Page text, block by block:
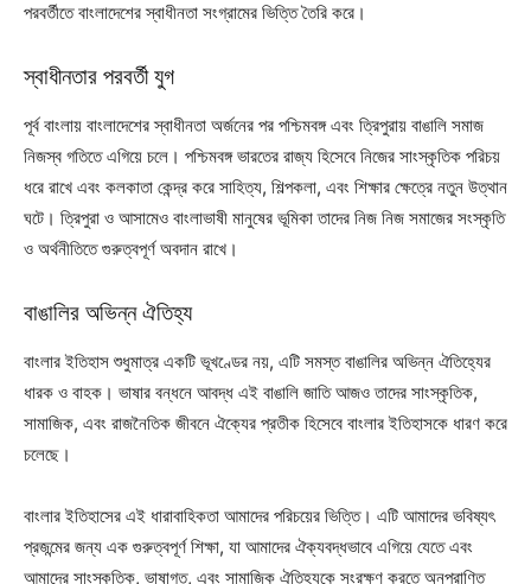
পরবর্তীতে বাংলাদেশের স্বাধীনতা সংগ্রামের ভিত্তি তৈরি করে।
স্বাধীনতার পরবর্তী যুগ
পূর্ব বাংলায় বাংলাদেশের স্বাধীনতা অর্জনের পর পশ্চিমবঙ্গ এবং ত্রিপুরায় বাঙালি সমাজ
নিজস্ব গতিতে এগিয়ে চলে। পশ্চিমবঙ্গ ভারতের রাজ্য হিসেবে নিজের সাংস্কৃতিক পরিচয়
ধরে রাখে এবং কলকাতা কেন্দ্র করে সাহিত্য, শিল্পকলা, এবং শিক্ষার ক্ষেত্রে নতুন উত্থান
ঘটে। ত্রিপুরা ও আসামেও বাংলাভাষী মানুষের ভূমিকা তাদের নিজ নিজ সমাজের সংস্কৃতি
ও অর্থনীতিতে গুরুত্বপূর্ণ অবদান রাখে।
বাঙালির অভিন্ন ঐতিহ্য
বাংলার ইতিহাস শুধুমাত্র একটি ভূখণ্ডের নয়, এটি সমস্ত বাঙালির অভিন্ন ঐতিহ্যের
ধারক ও বাহক। ভাষার বন্ধনে আবদ্ধ এই বাঙালি জাতি আজও তাদের সাংস্কৃতিক,
সামাজিক, এবং রাজনৈতিক জীবনে ঐক্যের প্রতীক হিসেবে বাংলার ইতিহাসকে ধারণ করে
চলেছে।
বাংলার ইতিহাসের এই ধারাবাহিকতা আমাদের পরিচয়ের ভিত্তি। এটি আমাদের ভবিষ্যৎ
প্রজন্মের জন্য এক গুরুত্বপূর্ণ শিক্ষা, যা আমাদের ঐক্যবদ্ধভাবে এগিয়ে যেতে এবং
আমাদের সাংস্কৃতিক, ভাষাগত, এবং সামাজিক ঐতিহ্যকে সংরক্ষণ করতে অনুপ্রাণিত